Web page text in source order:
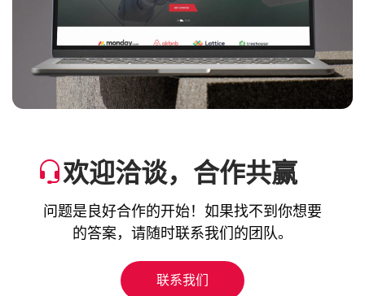
欢迎洽谈，合作共赢
问题是良好合作的开始！如果找不到你想要
的答案，请随时联系我们的团队。
联系我们